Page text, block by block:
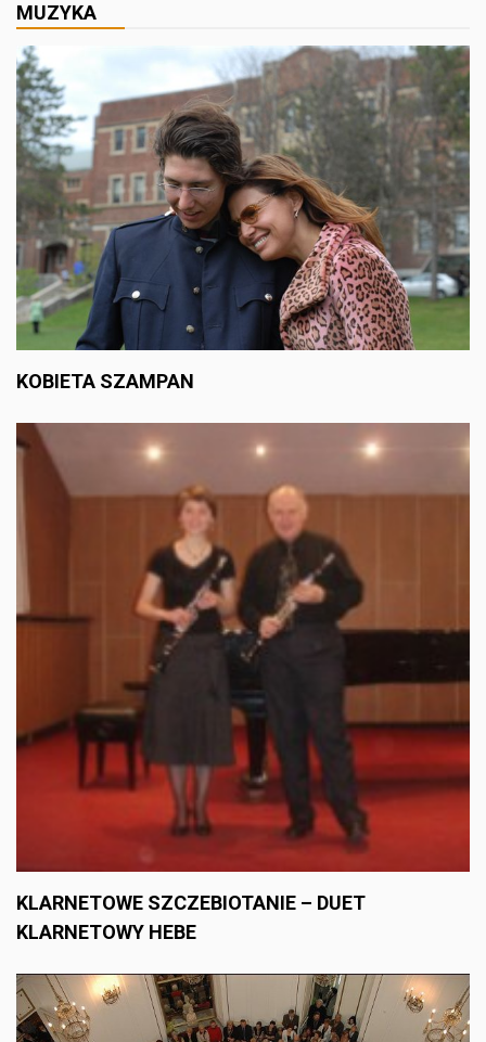
MUZYKA
KOBIETA SZAMPAN
KLARNETOWE SZCZEBIOTANIE – DUET
KLARNETOWY HEBE